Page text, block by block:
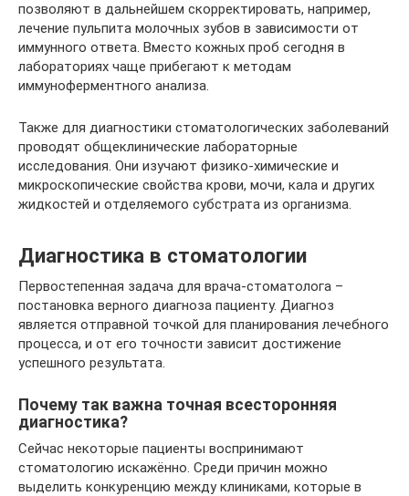
позволяют в дальнейшем скорректировать, например,
лечение пульпита молочных зубов в зависимости от
иммунного ответа. Вместо кожных проб сегодня в
лабораториях чаще прибегают к методам
иммуноферментного анализа.
Также для диагностики стоматологических заболеваний
проводят общеклинические лабораторные
исследования. Они изучают физико-химические и
микроскопические свойства крови, мочи, кала и других
жидкостей и отделяемого субстрата из организма.
Диагностика в стоматологии
Первостепенная задача для врача-стоматолога –
постановка верного диагноза пациенту. Диагноз
является отправной точкой для планирования лечебного
процесса, и от его точности зависит достижение
успешного результата.
Почему так важна точная всесторонняя
диагностика?
Сейчас некоторые пациенты воспринимают
стоматологию искажённо. Среди причин можно
выделить конкуренцию между клиниками, которые в